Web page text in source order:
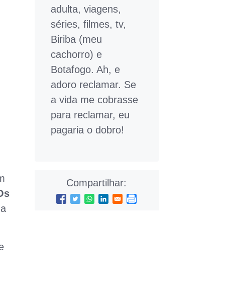
adulta, viagens,
séries, filmes, tv,
Biriba (meu
cachorro) e
Botafogo. Ah, e
adoro reclamar. Se
a vida me cobrasse
para reclamar, eu
pagaria o dobro!
Compartilhar: